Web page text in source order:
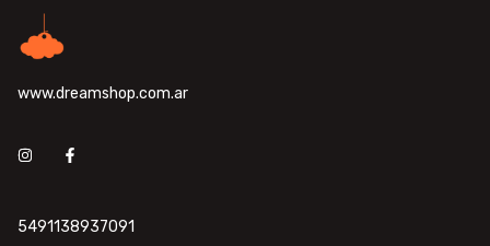
www.dreamshop.com.ar
5491138937091